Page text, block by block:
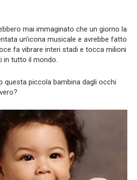
mai immaginato che un giorno la
un’icona musicale e avrebbe fatto
fa vibrare interi stadi e tocca milioni
in tutto il mondo.
questa piccola bambina dagli occhi